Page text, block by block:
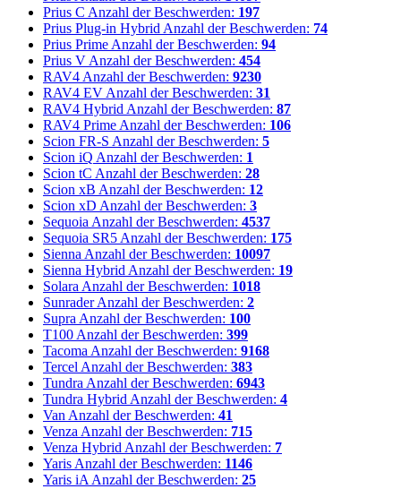
Prius C Anzahl der Beschwerden: 197
Prius Plug-in Hybrid Anzahl der Beschwerden: 74
Prius Prime Anzahl der Beschwerden: 94
Prius V Anzahl der Beschwerden: 454
RAV4 Anzahl der Beschwerden: 9230
RAV4 EV Anzahl der Beschwerden: 31
RAV4 Hybrid Anzahl der Beschwerden: 87
RAV4 Prime Anzahl der Beschwerden: 106
Scion FR-S Anzahl der Beschwerden: 5
Scion iQ Anzahl der Beschwerden: 1
Scion tC Anzahl der Beschwerden: 28
Scion xB Anzahl der Beschwerden: 12
Scion xD Anzahl der Beschwerden: 3
Sequoia Anzahl der Beschwerden: 4537
Sequoia SR5 Anzahl der Beschwerden: 175
Sienna Anzahl der Beschwerden: 10097
Sienna Hybrid Anzahl der Beschwerden: 19
Solara Anzahl der Beschwerden: 1018
Sunrader Anzahl der Beschwerden: 2
Supra Anzahl der Beschwerden: 100
T100 Anzahl der Beschwerden: 399
Tacoma Anzahl der Beschwerden: 9168
Tercel Anzahl der Beschwerden: 383
Tundra Anzahl der Beschwerden: 6943
Tundra Hybrid Anzahl der Beschwerden: 4
Van Anzahl der Beschwerden: 41
Venza Anzahl der Beschwerden: 715
Venza Hybrid Anzahl der Beschwerden: 7
Yaris Anzahl der Beschwerden: 1146
Yaris iA Anzahl der Beschwerden: 25